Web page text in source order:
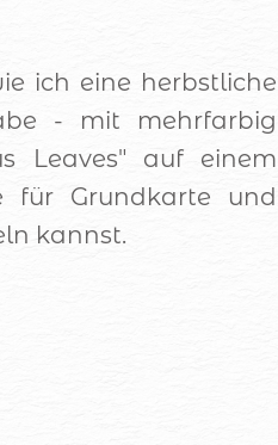
ich eine herbstliche
- mit mehrfarbig
Leaves" auf einem
für Grundkarte und
kannst.